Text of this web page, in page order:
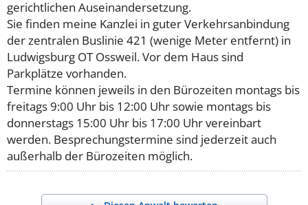
gerichtlichen Auseinandersetzung.
Sie finden meine Kanzlei in guter Verkehrsanbindung
der zentralen Buslinie 421 (wenige Meter entfernt) in
Ludwigsburg OT Ossweil. Vor dem Haus sind
Parkplätze vorhanden.
Termine können jeweils in den Bürozeiten montags bis
freitags 9:00 Uhr bis 12:00 Uhr sowie montags bis
donnerstags 15:00 Uhr bis 17:00 Uhr vereinbart
werden. Besprechungstermine sind jederzeit auch
außerhalb der Bürozeiten möglich.